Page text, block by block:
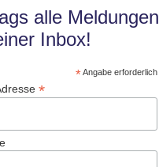
alle Meldungen
Inbox!
*Angabe erforderlich
*